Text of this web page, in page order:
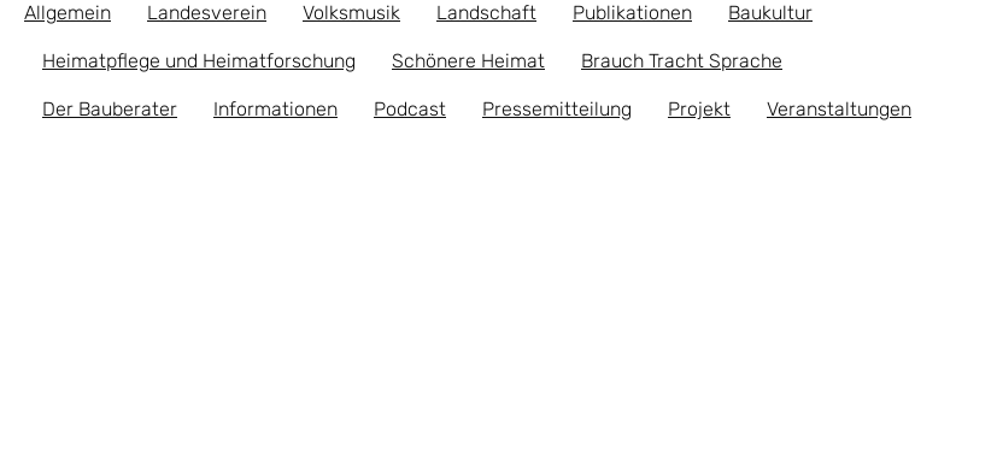
Allgemein Landesverein Volksmusik Landschaft Publikationen Baukultur
Heimatpflege und Heimatforschung Schönere Heimat Brauch Tracht Sprache
Der Bauberater Informationen Podcast Pressemitteilung Projekt Veranstaltungen